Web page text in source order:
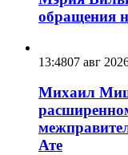
обращения
13:4807 авг
Михаил
Ате